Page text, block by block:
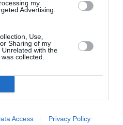
my
Advertising.
Use,
Sharing of my
with the
collected.
Access Privacy Policy
Boeing 777F de National
l'article :